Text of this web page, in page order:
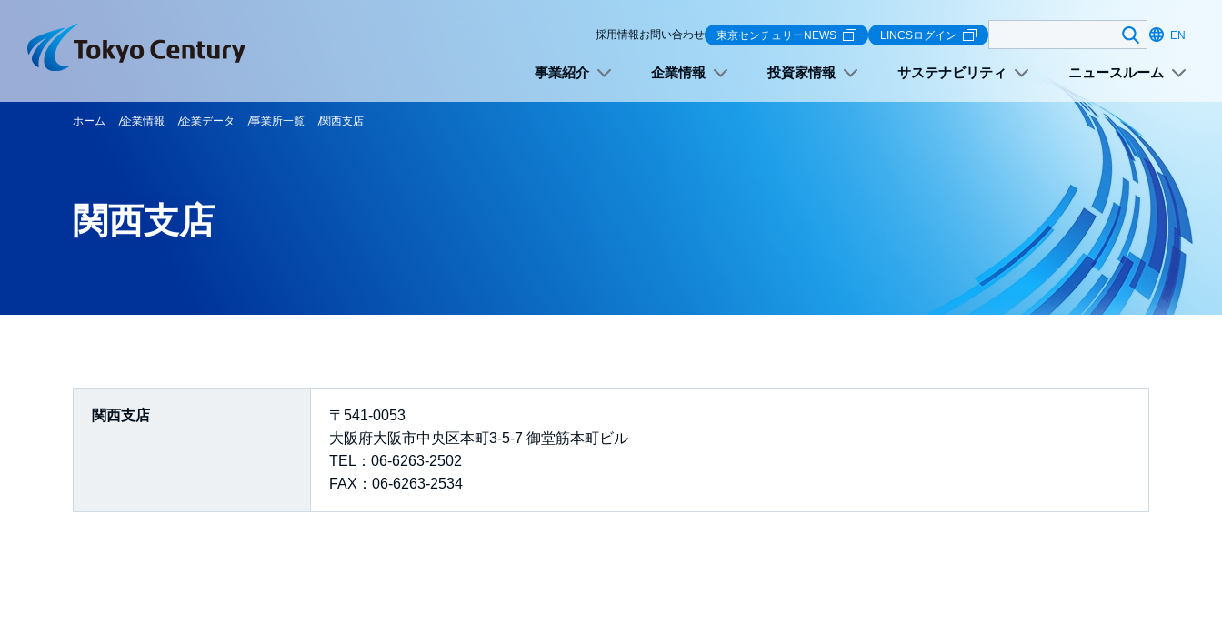
事業紹介 企業情報 投資家情報 サステナビリティ ニュースルーム
採用情報お問い合わせ 東京センチュリーNEWS LINCSログイン 検索する
EN
ホーム 企業情報 企業データ 事業所一覧 関西支店
関西支店
関西支店
〒541-0053
大阪府大阪市中央区本町3-5-7 御堂筋本町ビル
TEL：06-6263-2502
FAX：06-6263-2534